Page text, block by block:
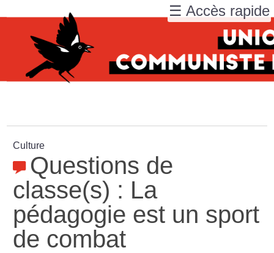
Culture
Questions de
classe(s) : La
pédagogie est un sport
de combat
☰ Accès rapide